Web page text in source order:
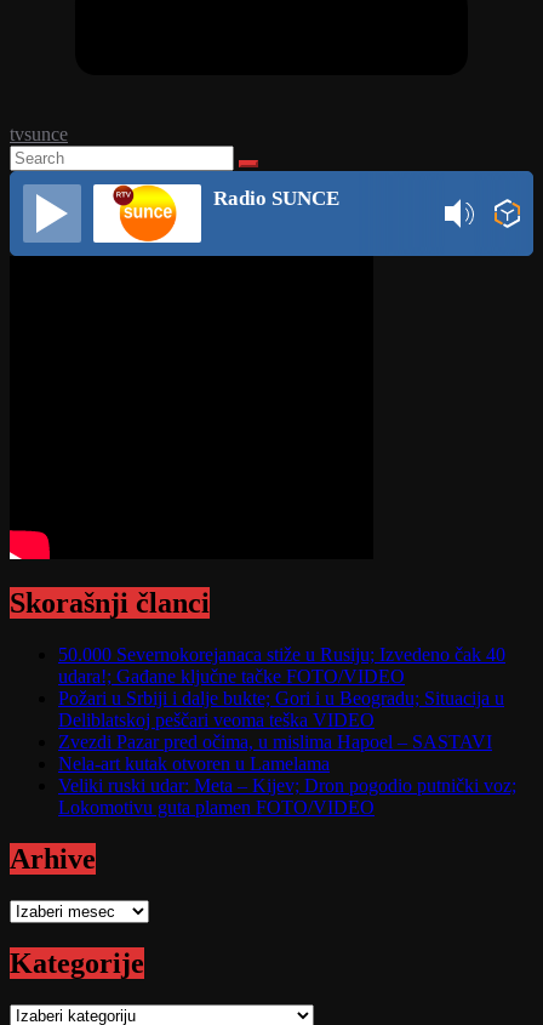
tvsunce
Radio SUNCE
Skorašnji članci
50.000 Severnokorejanaca stiže u Rusiju; Izvedeno čak 40
udara!; Gađane ključne tačke FOTO/VIDEO
Požari u Srbiji i dalje bukte; Gori i u Beogradu; Situacija u
Deliblatskoj peščari veoma teška VIDEO
Zvezdi Pazar pred očima, u mislima Hapoel – SASTAVI
Nela-art kutak otvoren u Lamelama
Veliki ruski udar: Meta – Kijev; Dron pogodio putnički voz;
Lokomotivu guta plamen FOTO/VIDEO
Arhive
Arhive
Kategorije
Kategorije